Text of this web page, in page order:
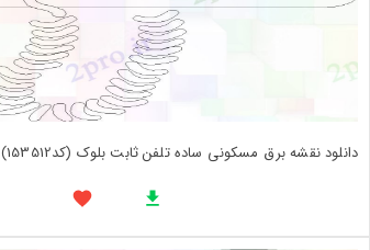
دانلود نقشه برق مسکونی ساده تلفن ثابت بلوک (کد153512)